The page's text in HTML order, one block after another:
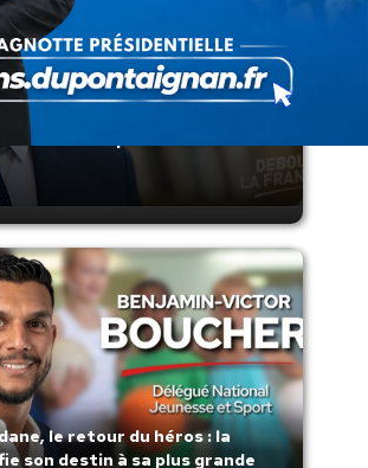
flambe et que l’État
le retour du héros : la
son destin à sa plus grande